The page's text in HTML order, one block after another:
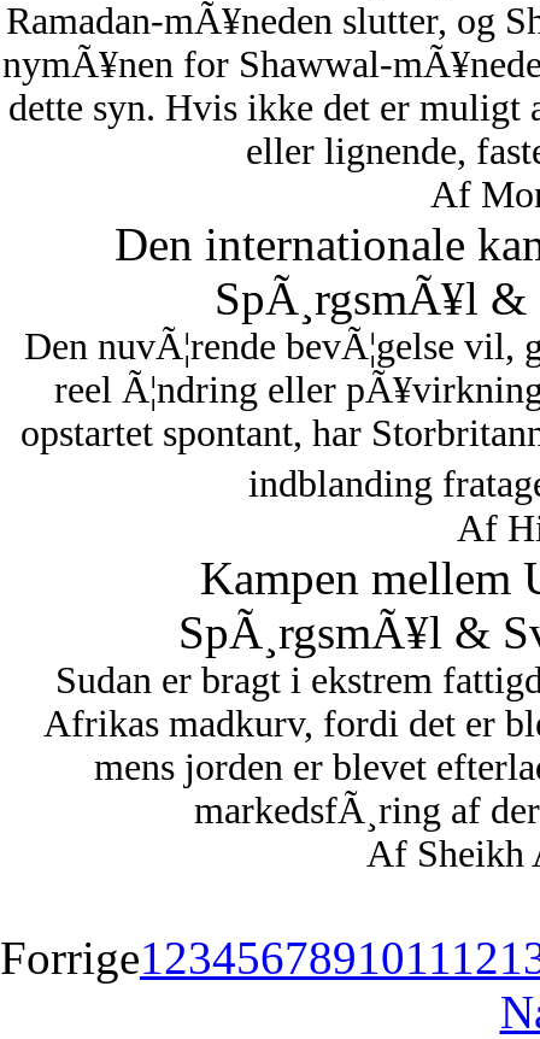
Ramadan-mÃ¥neden slutter, og
nymÃ¥nen for Shawwal-
dette syn. Hvis ikke det er
eller lignende,
Af
Den internationale
SpÃ¸rgsmÃ¥l
Den nuvÃ¦rende bevÃ¦gelse vil,
reel Ã¦ndring eller
opstartet spontant, har
indblanding
Af
Kampen mellem
SpÃ¸rgsmÃ¥l &
Sudan er bragt i ekstrem
Afrikas madkurv, fordi det er
mens jorden er blevet
markedsfÃ¸ring af
Af Sheikh
Forrige123456789101112